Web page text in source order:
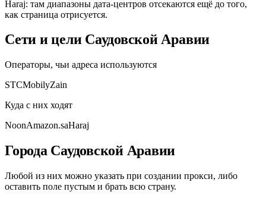
Haraj: там диапазоны дата-центров отсекаются ещё до того,
как страница отрисуется.
Сети и цели Саудовской Аравии
Операторы, чьи адреса используются
STCMobilyZain
Куда с них ходят
NoonAmazon.saHaraj
Города Саудовской Аравии
Любой из них можно указать при создании прокси, либо
оставить поле пустым и брать всю страну.